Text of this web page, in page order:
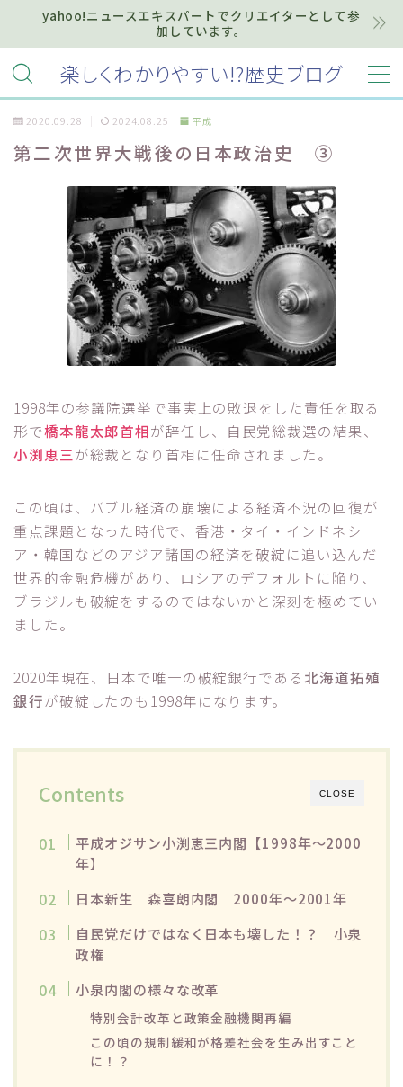
yahoo!ニュースエキスパートでクリエイターとして参
加しています。
楽しくわかりやすい!?歴史ブログ
MENU
ホーム
お知らせ『インフォメーション』
質問・お問い合わせ等はこちらまで
2020.09.28 2024.08.25 平成
第二次世界大戦後の日本政治史 ③
1998年の参議院選挙で事実上の敗退をした責任を取る
形で橋本龍太郎首相が辞任し、自民党総裁選の結果、
小渕恵三が総裁となり首相に任命されました。
この頃は、バブル経済の崩壊による経済不況の回復が
重点課題となった時代で、香港・タイ・インドネシ
ア・韓国などのアジア諸国の経済を破綻に追い込んだ
世界的金融危機があり、ロシアのデフォルトに陥り、
ブラジルも破綻をするのではないかと深刻を極めてい
ました。
2020年現在、日本で唯一の破綻銀行である 北海道拓殖
銀行が破綻したのも1998年になります。
CLOSE
Contents
平成オジサン小渕恵三内閣【1998年～2000
年】
日本新生 森喜朗内閣 2000年～2001年
自民党だけではなく日本も壊した！？ 小泉
政権
小泉内閣の様々な改革
特別会計改革と政策金融機関再編
この頃の規制緩和が格差社会を生み出すこと
に！？